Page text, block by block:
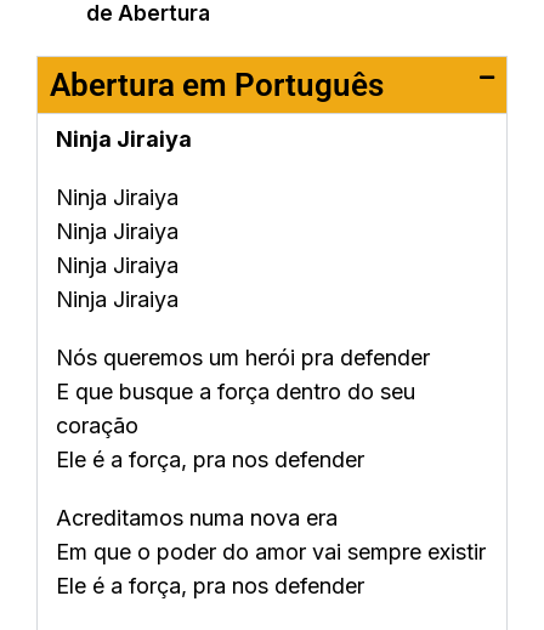
de Abertura
Abertura em Português
Ninja Jiraiya
Ninja Jiraiya
Ninja Jiraiya
Ninja Jiraiya
Ninja Jiraiya
Nós queremos um herói pra defender
E que busque a força dentro do seu
coração
Ele é a força, pra nos defender
Acreditamos numa nova era
Em que o poder do amor vai sempre existir
Ele é a força, pra nos defender